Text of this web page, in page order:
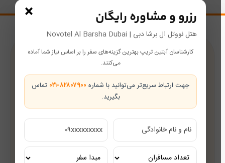
رزرو و مشاوره رایگان
هتل نووتل ال برشا دبی | Novotel Al Barsha Dubai
کارشناسان آبتین تریپ بهترین گزینه‌های سفر را بر اساس نیاز شما آماده
می‌کنند.
جهت ارتباط سریع‌تر می‌توانید با شماره ۰۲۱-۸۲۸۰۷۹۰۰ تماس
بگیرید.
×
پشتیبانی در طول سفر
همراه شما از رزرو تا بازگشت
تضمین بهترین قیمت
قیمت‌های رقابتی
مشاوره رایگان
کارشناسان مجرب گردشگری